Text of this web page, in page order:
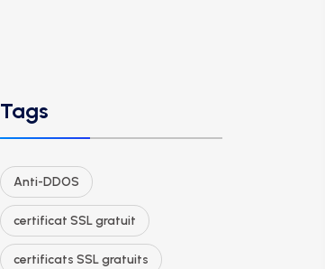
Tags
Anti-DDOS
certificat SSL gratuit
certificats SSL gratuits